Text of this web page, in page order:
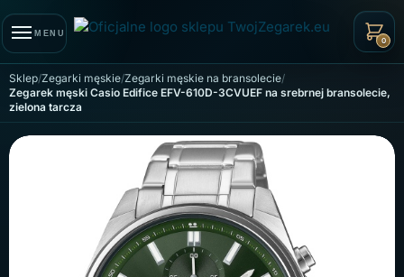
MENU
0
Sklep Zegarki męskie Zegarki męskie na bransolecie
Zegarek męski Casio Edifice EFV-610D-3CVUEF na srebrnej bransolecie,
zielona tarcza